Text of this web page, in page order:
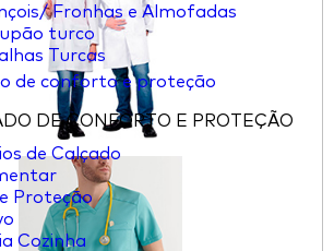
Fronhas e Almofadas
turco
Turcas
de conforto e proteção
DE CONFORTO E PROTEÇÃO
de Calçado
Proteção
Cozinha